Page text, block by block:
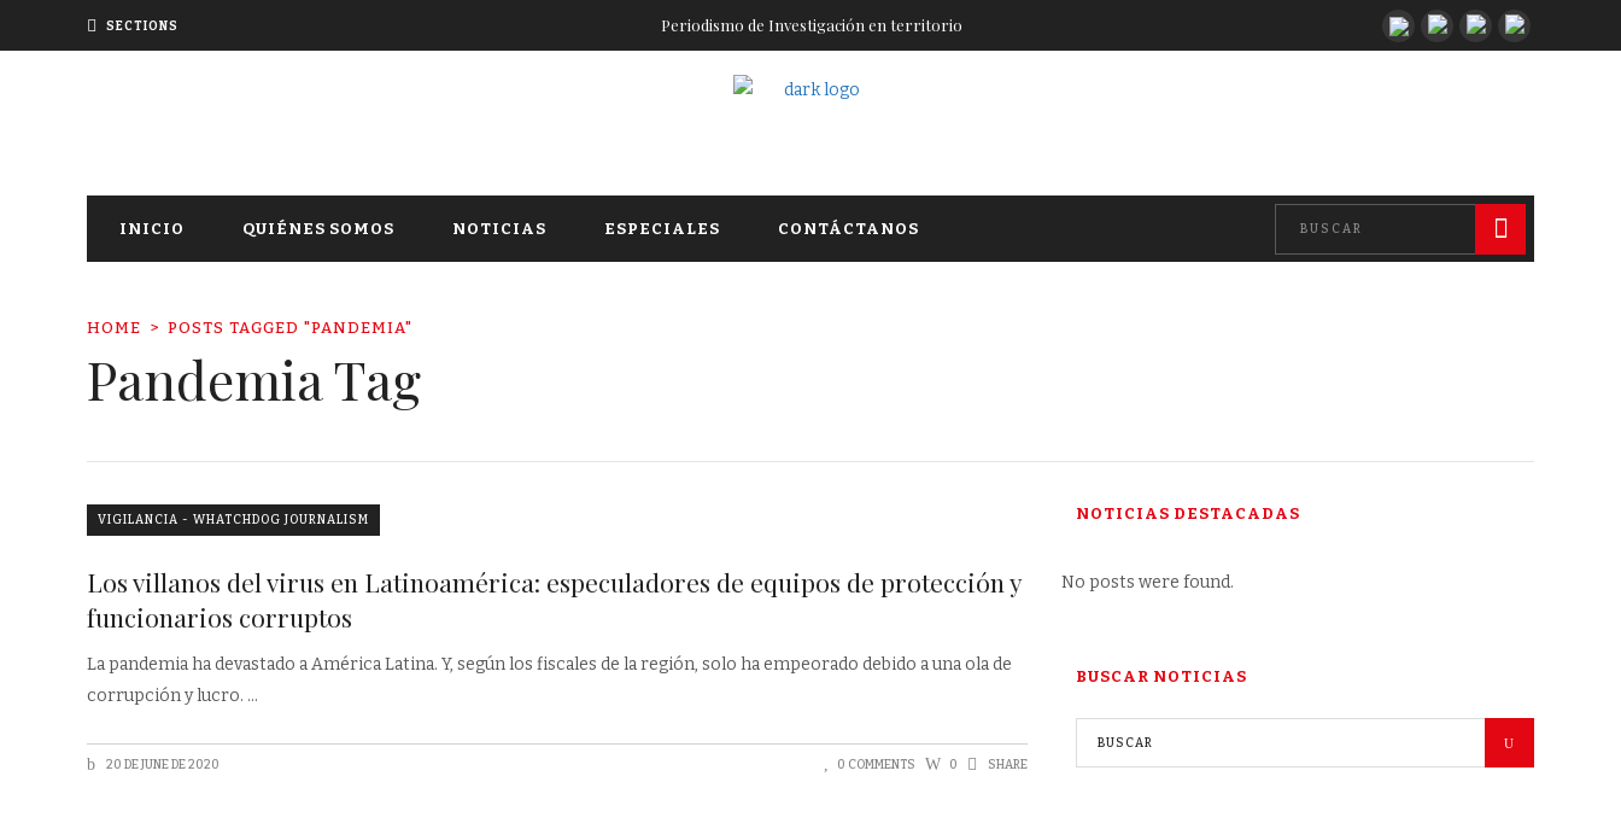
SECTIONS Periodismo de Investigación en territorio
INICIO QUIÉNES SOMOS NOTICIAS ESPECIALES CONTÁCTANOS
HOME POSTS TAGGED "PANDEMIA"
Pandemia Tag
VIGILANCIA - WHATCHDOG JOURNALISM
Los villanos del virus en Latinoamérica: especuladores de equipos de protección y
funcionarios corruptos
La pandemia ha devastado a América Latina. Y, según los fiscales de la región, solo ha empeorado debido a una ola de
corrupción y lucro.
20 DE JUNE DE 2020 0 COMMENTS 0 SHARE
NOTICIAS DESTACADAS
No posts were found.
BUSCAR NOTICIAS